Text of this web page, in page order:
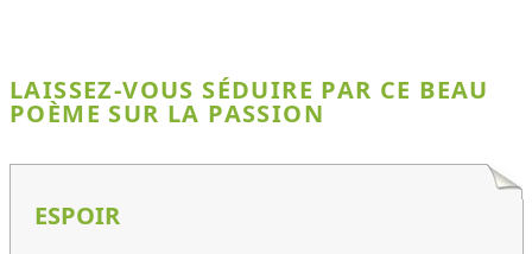
LAISSEZ-VOUS SÉDUIRE PAR CE BEAU
POÈME SUR LA PASSION
ESPOIR